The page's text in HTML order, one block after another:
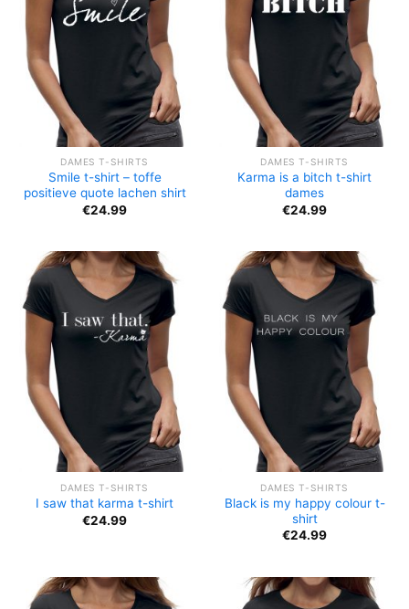
DAMES T-SHIRTS
Smile t-shirt – toffe
positieve quote lachen shirt
€24.99
DAMES T-SHIRTS
Karma is a bitch t-shirt
dames
€24.99
DAMES T-SHIRTS
I saw that karma t-shirt
€24.99
DAMES T-SHIRTS
Black is my happy colour t-
shirt
€24.99